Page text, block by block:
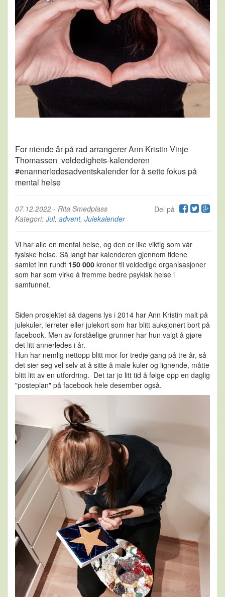
For niende år på rad arrangerer Ann Kristin Vinje
Thomassen veldedighets-kalenderen
#enannerledesadventskalender for å sette fokus på
mental helse
Del på
07.12.2022 - Rita Smedplass
Kategori: Jul, advent, Julekalender
Vi har alle en mental helse, og den er like viktig som vår
fysiske helse. Så langt har kalenderen gjennom tidene
samlet inn rundt 150 000 kroner til veldedige organisasjoner
som har som virke å fremme bedre psykisk helse i
samfunnet.
Siden prosjektet så dagens lys i 2014 har Ann Kristin malt på
julekuler, lerreter eller julekort som har blitt auksjonert bort på
facebook. Men av forståelige grunner har hun valgt å gjøre
det litt annerledes i år.
Hun har nemlig nettopp blitt mor for tredje gang på tre år, så
det sier seg vel selv at å sitte å male kuler og lignende, måtte
blitt litt av en utfordring. Det tar jo litt tid å følge opp en daglig
"posteplan" på facebook hele desember også.